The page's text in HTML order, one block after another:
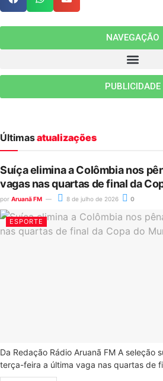
NAVEGAÇÃO
PUBLICIDADE
Últimasatualizações
Suíça elimina a Colômbia nos
vagas nas quartas de final da
por Aruanã FM 8 de julho de 2026 0
ESPORTE
Da Redação Rádio Aruanã FM A seleção
terça-feira a última vaga nas quartas de